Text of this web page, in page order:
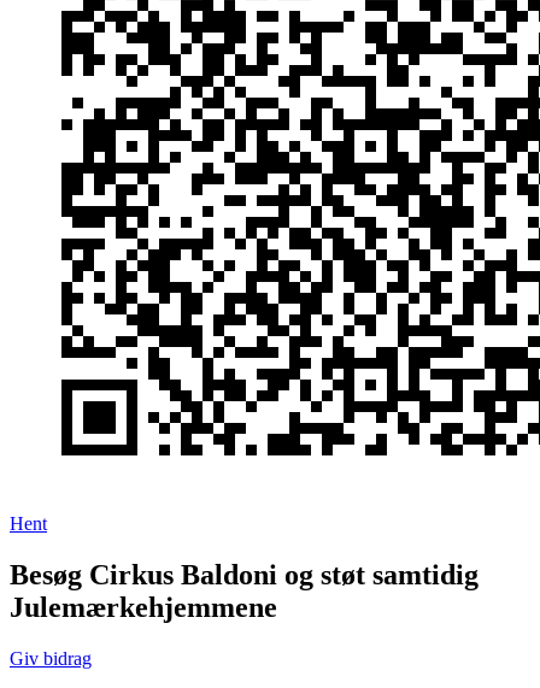
Hent
Besøg Cirkus Baldoni og støt samtidig
Julemærkehjemmene
Giv bidrag